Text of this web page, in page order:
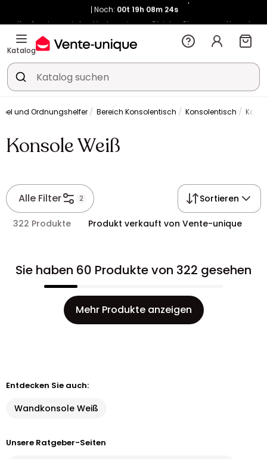
auf Vente-unique-Produkte
Noch:00t19h
Katalog
und Ordnungshelfer Bereich Konsolentisch Konsolentisch
Konsole Weiß
Alle Filter 2 Sortieren
322 Produkte Produkt verkauft von Vente-unique
Sie haben 60 Produkte von 322 gesehen
Mehr Produkte anzeigen
Entdecken Sie auch:
Wandkonsole Weiß
Unsere Ratgeber-Seiten